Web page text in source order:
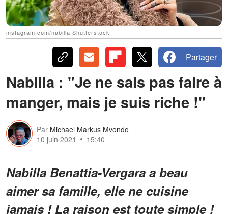
instagram.com/nabilla Shutterstock
Partager
Nabilla : "Je ne sais pas faire à
manger, mais je suis riche !"
Par Michael Markus Mvondo
10 juin 2021
15:40
Nabilla Benattia-Vergara a beau
aimer sa famille, elle ne cuisine
jamais ! La raison est toute simple !